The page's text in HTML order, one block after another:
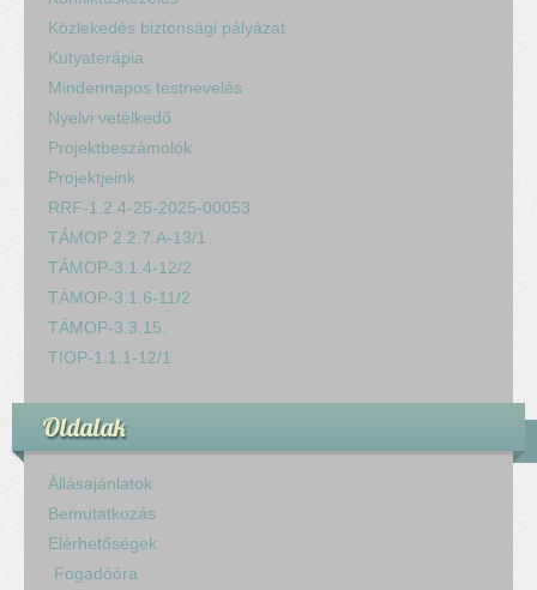
Közlekedés biztonsági pályázat
Kutyaterápia
Mindennapos testnevelés
Nyelvi vetélkedő
Projektbeszámolók
Projektjeink
RRF-1.2.4-25-2025-00053
TÁMOP 2.2.7.A-13/1
TÁMOP-3.1.4-12/2
TÁMOP-3.1.6-11/2
TÁMOP-3.3.15.
TIOP-1.1.1-12/1
Oldalak
Állásajánlatok
Bemutatkozás
Elérhetőségek
Fogadóóra